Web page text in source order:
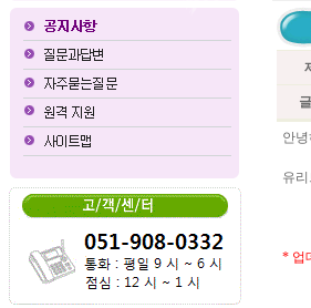
안
유
* 업